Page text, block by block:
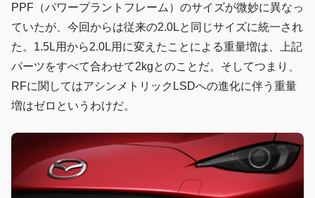
PPF（パワープラントフレーム）のサイズが微妙に異なっ
ていたが、今回からは従来の2.0Lと同じサイズに統一され
た。1.5L用から2.0L用に変えたことによる重量増は、上記
パーツをすべて合わせて2kgとのことだ。そしてつまり、
RFに関してはアシンメトリックLSDへの進化に伴う重量
増はゼロというわけだ。